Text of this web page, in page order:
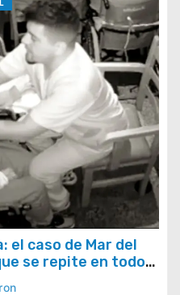
el caso de Mar del
se repite en todo